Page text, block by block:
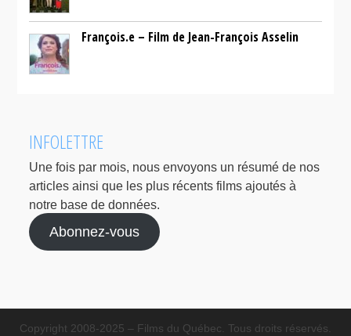
François.e – Film de Jean-François Asselin
INFOLETTRE
Une fois par mois, nous envoyons un résumé de nos
articles ainsi que les plus récents films ajoutés à
notre base de données.
Abonnez-vous
Copyright 2008-2025 – Films du Québec. Tous droits réservés.